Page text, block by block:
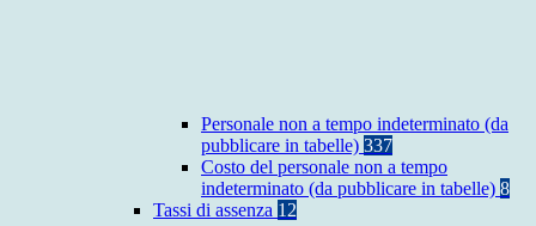
Personale non a tempo indeterminato (da
pubblicare in tabelle) 337
Costo del personale non a tempo
indeterminato (da pubblicare in tabelle) 8
Tassi di assenza 12